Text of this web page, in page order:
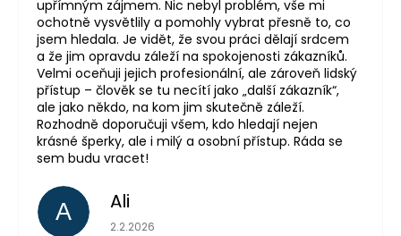
upřímným zájmem. Nic nebyl problém, vše mi
ochotně vysvětlily a pomohly vybrat přesně to, co
jsem hledala. Je vidět, že svou práci dělají srdcem
a že jim opravdu záleží na spokojenosti zákazníků.
Velmi oceňuji jejich profesionální, ale zároveň lidský
přístup – člověk se tu necítí jako „další zákazník“,
ale jako někdo, na kom jim skutečně záleží.
Rozhodně doporučuji všem, kdo hledají nejen
krásné šperky, ale i milý a osobní přístup. Ráda se
sem budu vracet!
A Ali
Hodnocení obchodu je 5 z 5 hvězdiček.
2.2.2026